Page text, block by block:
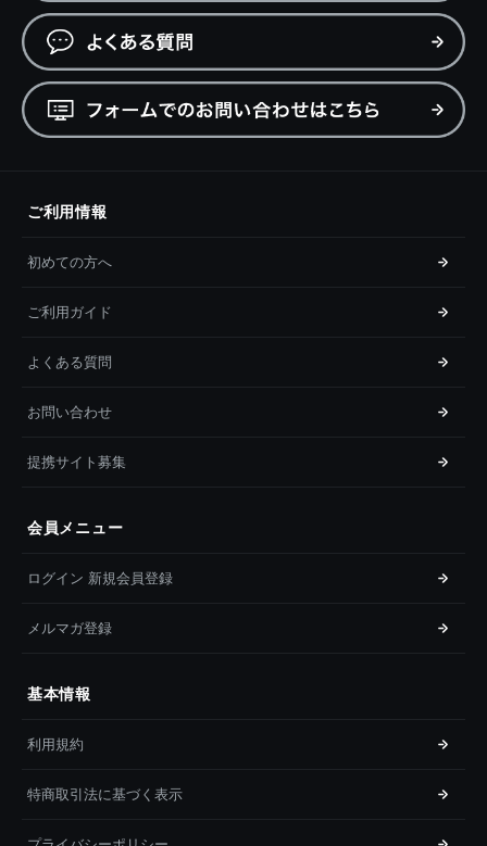
ご利用情報
初めての方へ
ご利用ガイド
よくある質問
お問い合わせ
提携サイト募集
会員メニュー
ログイン 新規会員登録
メルマガ登録
基本情報
利用規約
特商取引法に基づく表示